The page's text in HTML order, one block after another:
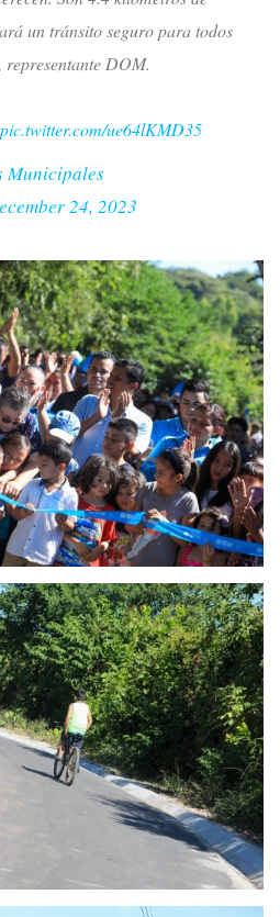
un tránsito seguro para todos
representante DOM.
pic.twitter.com/ue64lKMD35
Municipales
24, 2023